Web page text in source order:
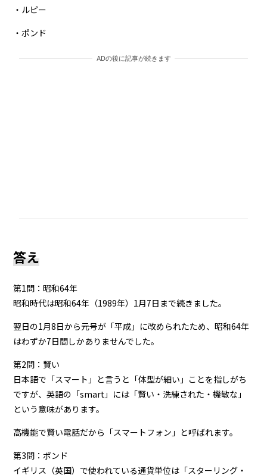
・ルピー
・ポンド
ADの後に記事が続きます
答え
第1問：昭和64年
昭和時代は昭和64年（1989年）1月7日まで続きました。
翌日の1月8日から元号が「平成」に改められたため、昭和64年
はわずか7日間しかありませんでした。
第2問：賢い
日本語で「スマート」と言うと「体型が細い」ことを指しがち
ですが、英語の「smart」には「賢い・洗練された・機敏な」
という意味があります。
高機能で賢い電話だから「スマートフォン」と呼ばれます。
第3問：ポンド
イギリス（英国）で使われている通貨単位は「スターリング・